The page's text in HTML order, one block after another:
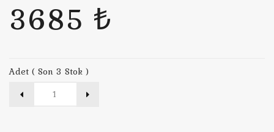
3685 ₺
Adet ( Son 3 Stok )